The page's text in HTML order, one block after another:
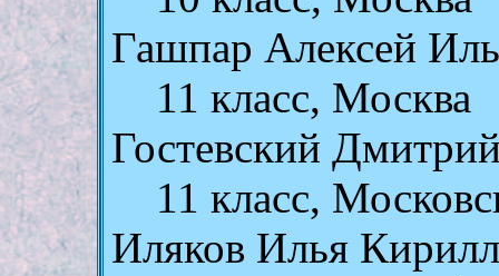
Гашпар Алексей
11 класс, Москва
Гостевский
11 класс,
Иляков Илья